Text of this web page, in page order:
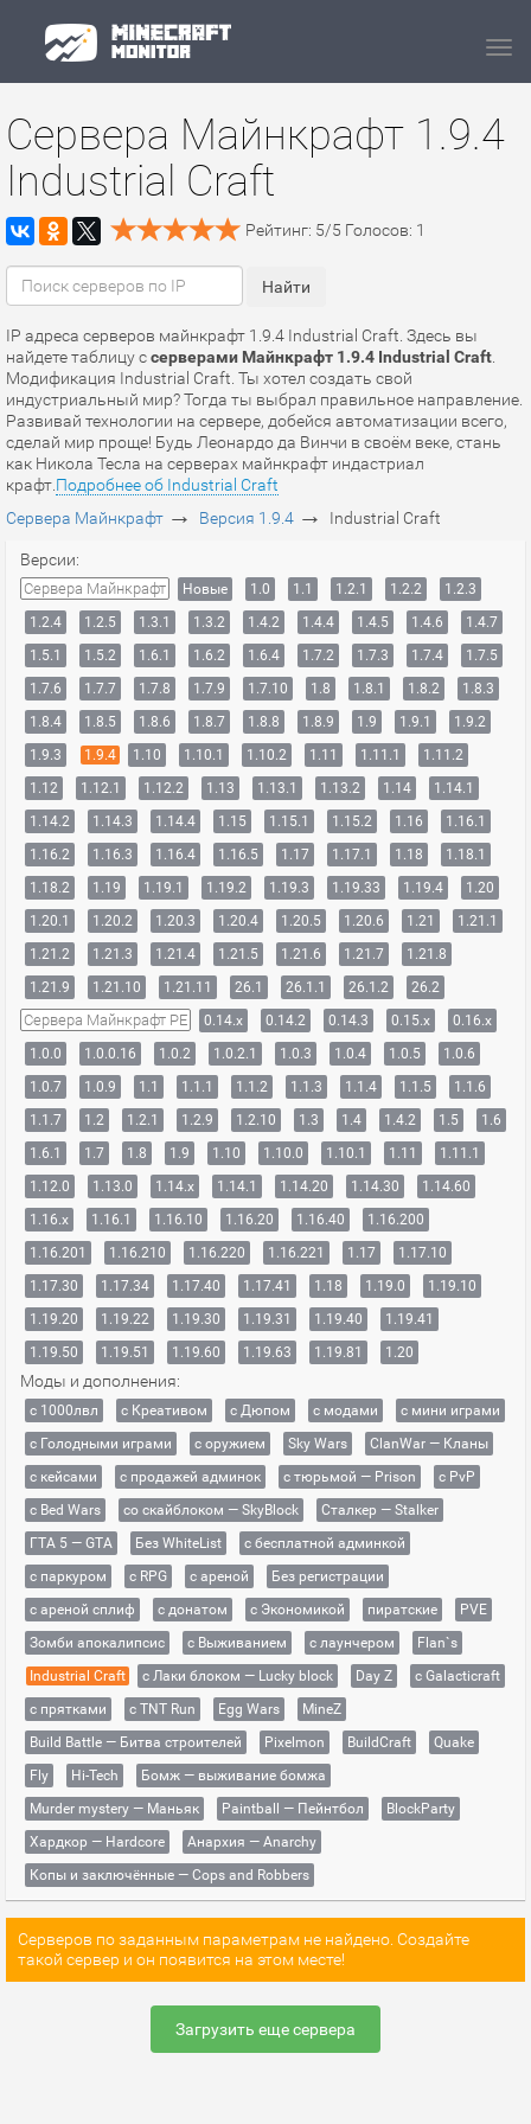
Сервера Майнкрафт 1.9.4
Industrial Craft
Рейтинг: 5/5 Голосов: 1
IP адреса серверов майнкрафт 1.9.4 Industrial Craft. Здесь вы
найдете таблицу ссерверами Майнкрафт 1.9.4 Industrial Craft
Модификация Industrial Craft. Ты хотел создать свой
индустриальный мир? Тогда ты выбрал правильное направление.
Развивай технологии на сервере, добейся автоматизации всего,
сделай мир проще! Будь Леонардо да Винчи в своём веке, стань
как Никола Тесла на серверах майнкрафт индастриал
крафт. Подробнее об Industrial Craft
Сервера Майнкрафт → Версия 1.9.4 → Industrial Craft
Версии:
Сервера Майнкрафт Новые 1.0 1.1 1.2.1 1.2.2
1.2.3
1.2.4
1.2.5 1.3.1 1.3.2 1.4.2 1.4.4 1.4.5 1.4.6
1.4.7
1.5.1
1.5.2 1.6.1 1.6.2 1.6.4 1.7.2 1.7.3 1.7.4
1.7.5
1.7.6
1.7.7 1.7.8 1.7.9 1.7.10 1.8 1.8.1 1.8.2
1.8.3
1.8.4
1.8.5 1.8.6 1.8.7 1.8.8 1.8.9 1.9 1.9.1
1.9.2
1.9.3
1.9.4 1.10 1.10.1 1.10.2 1.11 1.11.1
1.11.2
1.12
1.12.1 1.12.2 1.13 1.13.1 1.13.2 1.14
1.14.1
1.14.2
1.14.3 1.14.4 1.15 1.15.1 1.15.2 1.16
1.16.1
1.16.2
1.16.3 1.16.4 1.16.5 1.17 1.17.1 1.18
1.18.1
1.18.2
1.19 1.19.1 1.19.2 1.19.3 1.19.33 1.19.4
1.20
1.20.1
1.20.2 1.20.3 1.20.4 1.20.5 1.20.6 1.21
1.21.1
1.21.2
1.21.3 1.21.4 1.21.5 1.21.6 1.21.7
1.21.8
1.21.9
1.21.10 1.21.11 26.1 26.1.1 26.1.2 26.2
Сервера Майнкрафт PE 0.14.x 0.14.2 0.14.3 0.15.x
0.16.x
1.0.0
1.0.0.16 1.0.2 1.0.2.1 1.0.3 1.0.4 1.0.5
1.0.6
1.0.7
1.0.9 1.1 1.1.1 1.1.2 1.1.3 1.1.4 1.1.5
1.1.6
1.1.7
1.2 1.2.1 1.2.9 1.2.10 1.3 1.4 1.4.2 1.5
1.6
1.6.1
1.7 1.8 1.9 1.10 1.10.0 1.10.1 1.11
1.11.1
1.12.0
1.13.0 1.14.x 1.14.1 1.14.20 1.14.30
1.14.60
1.16.x
1.16.1 1.16.10 1.16.20 1.16.40
1.16.200
1.16.201
1.16.210 1.16.220 1.16.221 1.17
1.17.10
1.17.30
1.17.34 1.17.40 1.17.41 1.18 1.19.0
1.19.10
1.19.20
1.19.22 1.19.30 1.19.31 1.19.40
1.19.41
1.19.50
1.19.51 1.19.60 1.19.63 1.19.81 1.20
Моды и дополнения:
с 1000лвл c Креативом с Дюпом с модами
с мини играми
с Голодными играми
с оружием Sky Wars
ClanWar — Кланы
с кейсами
с продажей админок с тюрьмой — Prison
с PvP
с Bed Wars
со скайблоком — SkyBlock
Сталкер — Stalker
ГТА 5 — GTA
Без WhiteList
с бесплатной админкой
с паркуром
с RPG с ареной
Без регистрации
с ареной сплиф
с донатом с Экономикой пиратские
PVE
Зомби апокалипсис
с Выживанием с лаунчером
Flan`s
Industrial Craft
с Лаки блоком — Lucky block Day Z
с Galacticraft
с прятками
с TNT Run Egg Wars
MineZ
Build Battle — Битва строителей
Pixelmon BuildCraft
Quake
Fly
Hi-Tech
Бомж — выживание бомжа
Murder mystery — Маньяк
Paintball — Пейнтбол
BlockParty
Хардкор — Hardcore
Анархия — Anarchy
Копы и заключённые — Cops and Robbers
Серверов по заданным параметрам не найдено. Создайте
такой сервер и он появится на этом месте!
Загрузить еще сервера